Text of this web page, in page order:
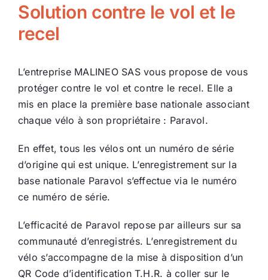
Solution contre le vol et le
recel
L’entreprise MALINEO SAS vous propose de vous
protéger contre le vol et contre le recel. Elle a
mis en place la première base nationale associant
chaque vélo à son propriétaire : Paravol.
En effet, tous les vélos ont un numéro de série
d’origine qui est unique. L’enregistrement sur la
base nationale Paravol s’effectue via le numéro
ce numéro de série.
L’efficacité de Paravol repose par ailleurs sur sa
communauté d’enregistrés. L’enregistrement du
vélo s’accompagne de la mise à disposition d’un
QR Code d’identification T.H.R. à coller sur le